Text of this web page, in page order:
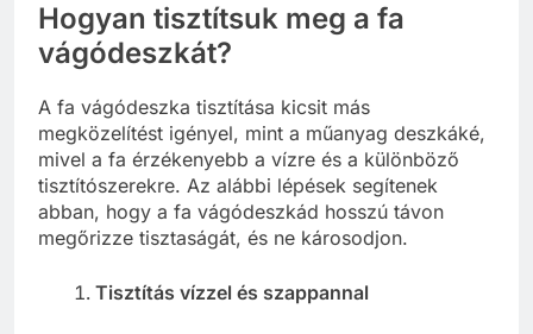
Hogyan tisztítsuk meg a fa
vágódeszkát?
A fa vágódeszka tisztítása kicsit más
megközelítést igényel, mint a műanyag deszkáké,
mivel a fa érzékenyebb a vízre és a különböző
tisztítószerekre. Az alábbi lépések segítenek
abban, hogy a fa vágódeszkád hosszú távon
megőrizze tisztaságát, és ne károsodjon.
Tisztítás vízzel és szappannal